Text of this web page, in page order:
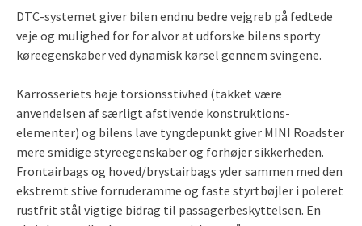
DTC-systemet giver bilen endnu bedre vejgreb på fedtede
veje og mulighed for for alvor at udforske bilens sporty
køreegenskaber ved dynamisk kørsel gennem svingene.
Karrosseriets høje torsionsstivhed (takket være
anvendelsen af særligt afstivende konstruktions-
elementer) og bilens lave tyngdepunkt giver MINI Roadster
mere smidige styreegenskaber og forhøjer sikkerheden.
Frontairbags og hoved/brystairbags yder sammen med den
ekstremt stive forruderamme og faste styrtbøjler i poleret
rustfrit stål vigtige bidrag til passagerbeskyttelsen. En